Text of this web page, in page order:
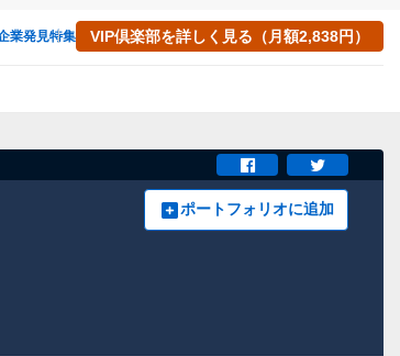
業発見特集 VIP倶楽部を詳しく見る（月額2,838円）
ポートフォリオに追加